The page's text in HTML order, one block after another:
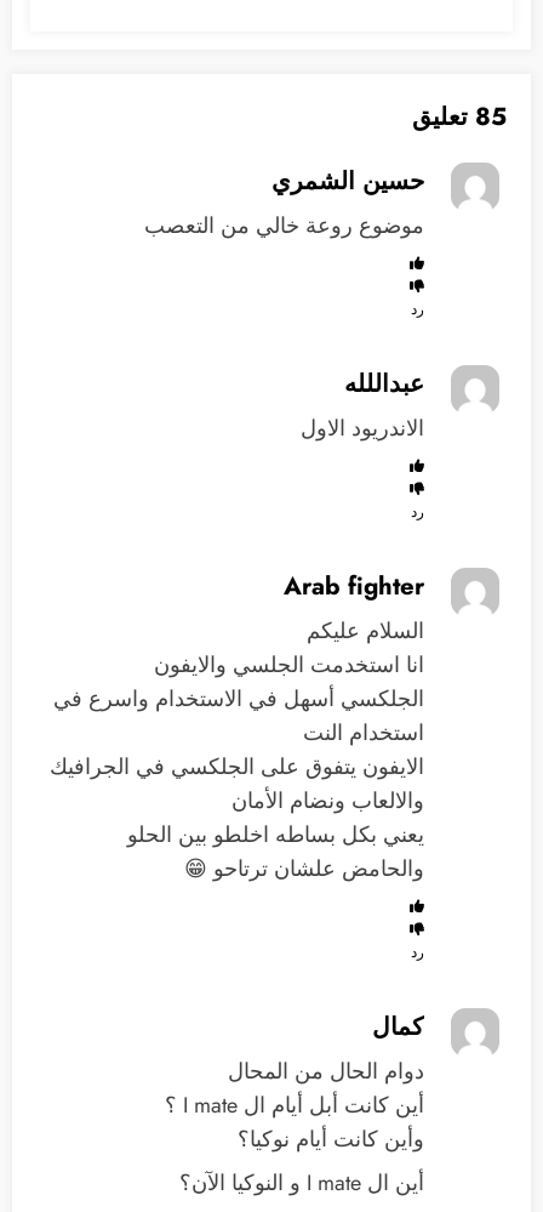
85 تعليق
حسين الشمري
موضوع روعة خالي من التعصب
رد
عبداللله
الاندريود الاول
رد
Arab fighter
السلام عليكم
انا استخدمت الجلسي والايفون
الجلكسي أسهل في الاستخدام واسرع في
استخدام النت
الايفون يتفوق على الجلكسي في الجرافيك
والالعاب ونضام الأمان
يعني بكل بساطه اخلطو بين الحلو
والحامض علشان ترتاحو 😁
رد
كمال
دوام الحال من المحال
أين كانت أبل أيام ال I mate ؟
وأين كانت أيام نوكيا؟
أين ال I mate و النوكيا الآن؟